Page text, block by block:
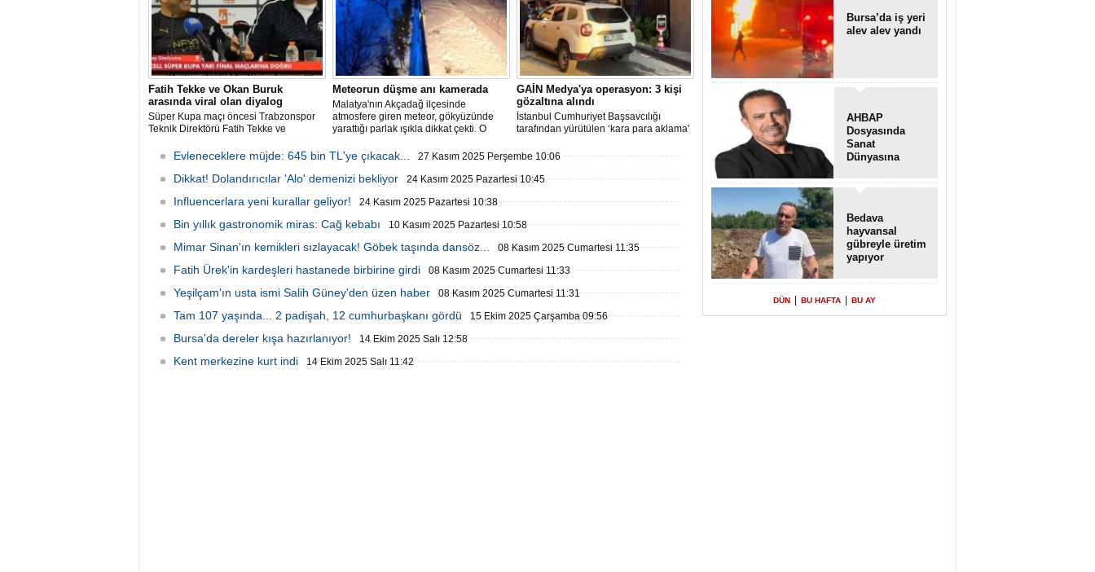
Fatih Tekke ve Okan Buruk
arasında viral olan diyalog
Süper Kupa maçı öncesi Trabzonspor
Teknik Direktörü Fatih Tekke ve
Buruk arasında kilo üzerinden geçen
esprili sohbet sosyal medyada gündem
oldu.
Meteorun düşme anı kamerada
Malatya'nın Akçadağ ilçesinde
atmosfere giren meteor, gökyüzünde
yarattığı parlak ışıkla dikkat çekti. O
GAİN Medya'ya operasyon: 3 kişi
gözaltına alındı
İstanbul Cumhuriyet Başsavcılığı
tarafından yürütülen ‘kara para aklama'
Medya'ya operasyon düzenlendi.
Evleneceklere müjde: 645 bin TL'ye çıkacak... 27 Kasım 2025 Perşembe 10:06
Dikkat! Dolandırıcılar 'Alo' demenizi bekliyor 24 Kasım 2025 Pazartesi 10:45
Influencerlara yeni kurallar geliyor! 24 Kasım 2025 Pazartesi 10:38
Bin yıllık gastronomik miras: Cağ kebabı 10 Kasım 2025 Pazartesi 10:58
Mimar Sinan'ın kemikleri sızlayacak! Göbek taşında dansöz... 08 Kasım 2025 Cumartesi 11:35
Fatih Ürek'in kardeşleri hastanede birbirine girdi 08 Kasım 2025 Cumartesi 11:33
Yeşilçam'ın usta ismi Salih Güney'den üzen haber 08 Kasım 2025 Cumartesi 11:31
Tam 107 yaşında... 2 padişah, 12 cumhurbaşkanı gördü 15 Ekim 2025 Çarşamba 09:56
Bursa'da dereler kışa hazırlanıyor! 14 Ekim 2025 Salı 12:58
Kent merkezine kurt indi 14 Ekim 2025 Salı 11:42
Bursa’da iş yeri
alev alev yandı
AHBAP
Dosyasında
Sanat
Dünyasına
Transferler
Bedava
hayvansal
gübreyle üretim
yapıyor
DÜN BU HAFTA BU AY